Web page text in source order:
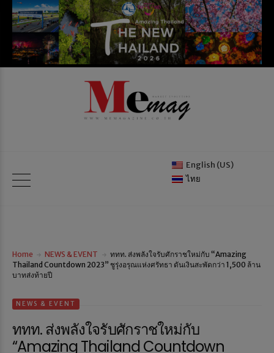
English (US)
ไทย
Home NEWS & EVENT
ททท. ส่งพลังใจรับศักราชใหม่กับ “Amazing
Thailand Countdown 2023” ชูรุ่งอรุณแห่งศรัทธา ดันเงินสะพัดกว่า 1,500 ล้าน
บาทส่งท้ายปี
NEWS & EVENT
ททท. ส่งพลังใจรับศักราชใหม่กับ
“Amazing Thailand Countdown